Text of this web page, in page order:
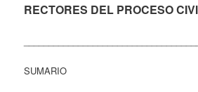
RECTORES DEL PROCESO
SUMARIO